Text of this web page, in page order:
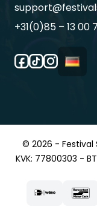
+31(0)85 – 13 00
© 2026 - Festival
KVK: 77800303 -